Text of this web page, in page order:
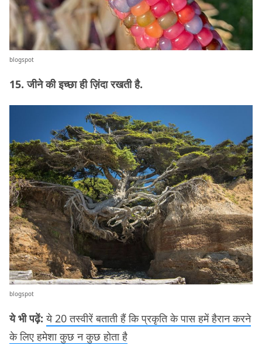
blogspot
15. जीने की इच्छा ही ज़िंदा रखती है.
blogspot
ये भी पढ़ें: ये 20 तस्वीरें बताती हैं कि प्रकृति के पास हमें हैरान करने
के लिए हमेशा कुछ न कुछ होता है